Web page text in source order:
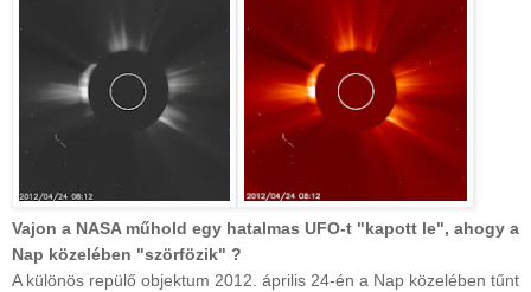
Vajon a NASA műhold egy hatalmas UFO-t "kapott le", ahogy a
Nap közelében "szörfözik" ?
A különös repülő objektum 2012. április 24-én a Nap közelében tűnt